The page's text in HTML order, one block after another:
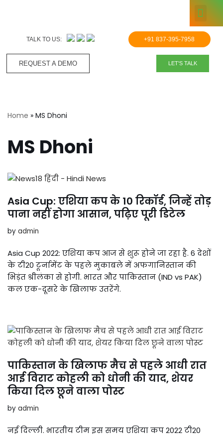
TALK TO US: +91 837-395-7958
REQUEST A DEMO​ LET'S TALK
Home » MS Dhoni
MS Dhoni
Asia Cup: एशिया कप के 10 रिकॉर्ड, जिन्हें तोड़
पाना नहीं होगा आसान, पढ़िए पूरी डिटेल
by admin
Asia Cup 2022: एशिया कप आज से शुरू होने जा रहा है. 6 देशों
के टी20 टूर्नामेंट के पहले मुकाबले में अफगानिस्तान की
भिड़ंत श्रीलंका से होगी. भारत और पाकिस्तान (IND vs PAK)
कल एक-दूसरे के खिलाफ उतरेंगे.
पाकिस्तान के खिलाफ मैच से पहले आधी रात
आई विराट कोहली को धोनी की याद, शेयर
किया दिल छूने वाला पोस्ट
by admin
नई दिल्ली. भारतीय टीम इस समय एशिया कप 2022 टी20